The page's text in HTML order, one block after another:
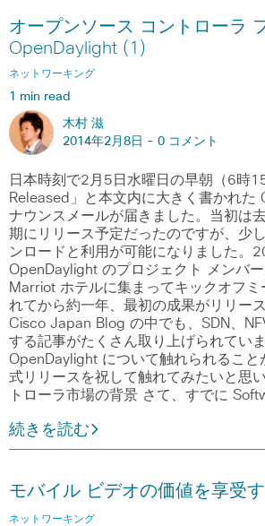
オープンソース コントローラ
OpenDaylight (1)
ネットワーキング
1 min read
木村 滋
2014年2月8日 - 0 コメント
日本時刻で2月5日水曜日の早朝（6時
Released」と本文内に大きく書かれた
ナウンスメールが届きました。当初は
期にリリース予定だったのですが、少
ンロードと利用が可能になりました。
OpenDaylight のプロジェクト メンバ
Marriot ホテルに集まってキックオフミ
れてから約一年、最初の成果がリリー
Cisco Japan Blog の中でも、SDN、
する記事がたくさん取り上げられていま
OpenDaylight について触れられること
式リリースを祝して触れてみたいと思
トローラ市場の背景 さて、すでに
続きを読む
モバイル ビデオの価値を享受
ネットワーキング